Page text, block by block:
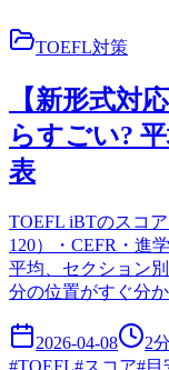
TOEFL対策
【新形式対
らすごい?
表
TOEFL iBTのスコ
120）・CEFR・進
平均、セクション
分の位置がすぐ分か
2026-04-08 2分
#TOEFL#スコア#目